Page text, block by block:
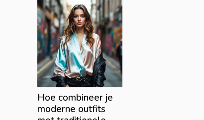
Hoe combineer je
moderne outfits